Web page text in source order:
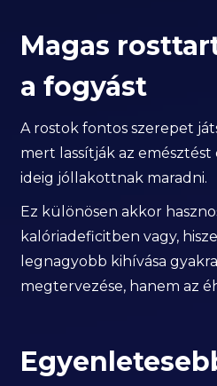
Magas
a fogyást
A rostok fontos szerepet
mert lassítják az emésztést
ideig jóllakottnak maradni.
Ez különösen akkor
kalóriadeficitben vagy,
legnagyobb kihívása
megtervezése, hanem az